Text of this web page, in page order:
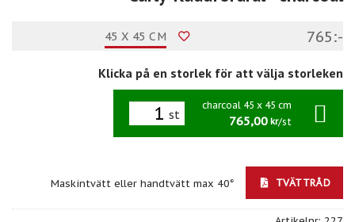
45 X 45 CM 765:-
Klicka på en storlek för att välja storleken
st
charcoal 45 x 45 cm
765,00 kr/st
Maskintvätt eller handtvätt max 40° TVÄTTRÅD